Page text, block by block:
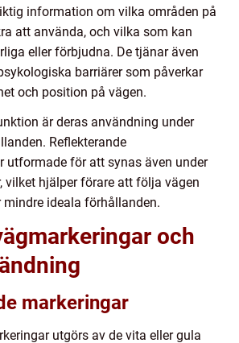
information om vilka områden på
att använda, och vilka som kan
eller förbjudna. De tjänar även
barriärer som påverkar
och position på vägen.
är deras användning under
Reflekterande
utformade för att synas även under
vilket hjälper förare att följa vägen
mindre ideala förhållanden.
och
markeringar
utgörs av de vita eller gula